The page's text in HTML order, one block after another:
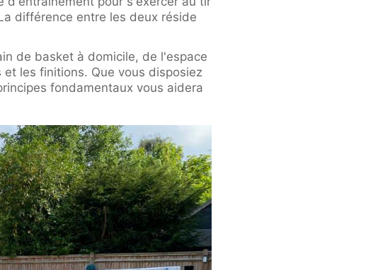
différence entre les deux réside
de basket à domicile, de l'espace
les finitions. Que vous disposiez
fondamentaux vous aidera